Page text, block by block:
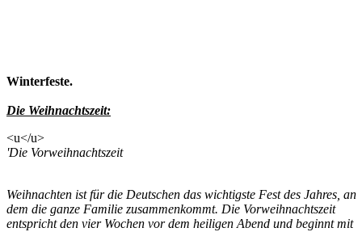
Winterfeste.
Die Weihnachtszeit:
<u</u>
'Die Vorweihnachtszeit
Weihnachten ist für die Deutschen das wichtigste Fest des Jahres, an
dem die ganze Familie zusammenkommt. Die Vorweihnachtszeit
entspricht den vier Wochen vor dem heiligen Abend und beginnt mit